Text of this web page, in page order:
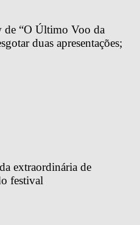
de “O Último Voo da
duas apresentações;
extraordinária de
festival